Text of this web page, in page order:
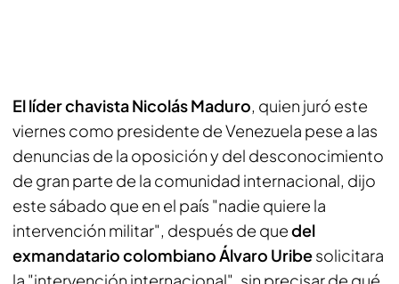
El líder chavista Nicolás Maduro, quien juró este
viernes como presidente de Venezuela pese a las
denuncias de la oposición y del desconocimiento
de gran parte de la comunidad internacional, dijo
este sábado que en el país "nadie quiere la
intervención militar", después de quedel
exmandatario colombiano Álvaro Uribesolicitara